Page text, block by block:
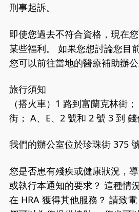
刑事起訴。
即使您過去不符合資格，現在
某些福利。 如果您想討論您目
您可以前往當地的醫療補助辦公
旅行須知
（搭火車）1 路到富蘭克林街
街； A、E、2 號和 2 號 3 到
我們的辦公室位於珍珠街 375 號
您是否患有殘疾或健康狀況，
或執行本通知的要求？ 這種情
在 HRA 獲得其他服務？ 請致